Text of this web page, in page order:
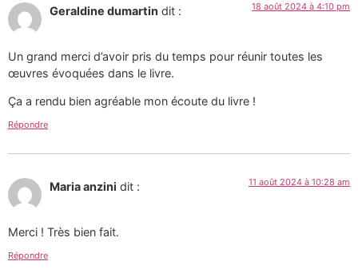
Geraldine dumartin dit : 18 août 2024 à 4:10 pm
Un grand merci d’avoir pris du temps pour réunir toutes les
œuvres évoquées dans le livre.
Ça a rendu bien agréable mon écoute du livre !
Répondre
Maria anzini dit : 11 août 2024 à 10:28 am
Merci ! Très bien fait.
Répondre